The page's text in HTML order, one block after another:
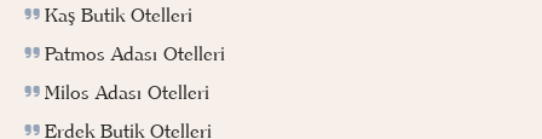
Kaş Butik Otelleri
Patmos Adası Otelleri
Milos Adası Otelleri
Erdek Butik Otelleri